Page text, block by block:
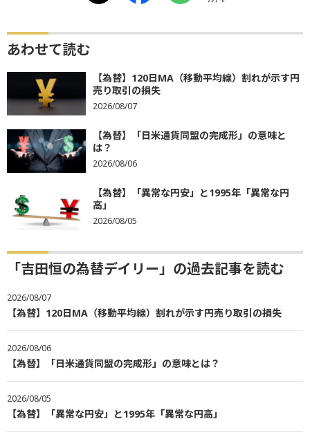
あわせて読む
【為替】120日MA（移動平均線）割れが示す円
売り取引の損失
2026/08/07
【為替】「日米通貨同盟の完成形」の意味と
は？
2026/08/06
【為替】「異常な円安」と1995年「異常な円
高」
2026/08/05
「吉田恒の為替デイリー」の過去記事を読む
2026/08/07
【為替】120日MA（移動平均線）割れが示す円売り取引の損失
2026/08/06
【為替】「日米通貨同盟の完成形」の意味とは？
2026/08/05
【為替】「異常な円安」と1995年「異常な円高」